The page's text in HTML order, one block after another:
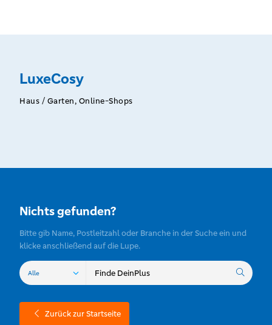
LuxeCosy
Haus / Garten, Online-Shops
Nichts gefunden?
Bitte gib Name, Postleitzahl oder Branche in der Suche ein und
klicke anschließend auf die Lupe.
Zurück zur Startseite